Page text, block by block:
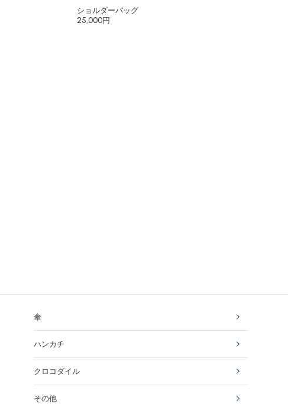
ショルダーバッグ
25,000円
傘
ハンカチ
クロコダイル
その他